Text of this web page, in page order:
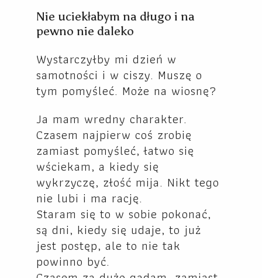
Nie uciekłabym na długo i na
pewno nie daleko
Wystarczyłby mi dzień w
samotności i w ciszy. Muszę o
tym pomyśleć. Może na wiosnę?
Ja mam wredny charakter.
Czasem najpierw coś zrobię
zamiast pomyśleć, łatwo się
wściekam, a kiedy się
wykrzyczę, złość mija. Nikt tego
nie lubi i ma rację.
Staram się to w sobie pokonać,
są dni, kiedy się udaje, to już
jest postęp, ale to nie tak
powinno być.